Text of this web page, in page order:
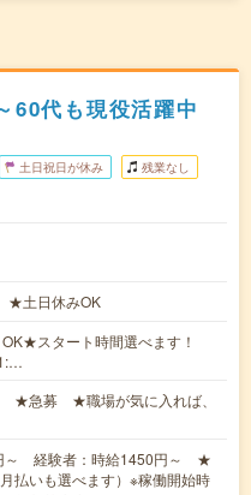
60代も現役活躍中
土日祝日が休み 残業なし
★土日休みOK
スタート時間選べます！
★急募 ★職場が気に入れば、
～ 経験者：時給1450円～ ★
払いも選べます）※稼働開始時